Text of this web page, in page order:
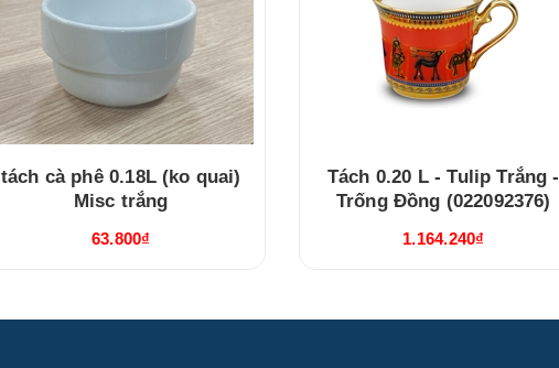
tách cà phê 0.18L (ko quai)
Misc trắng
63.800₫
Tách 0.20 L - Tulip Trắng -
Trống Đồng (022092376)
1.164.240₫